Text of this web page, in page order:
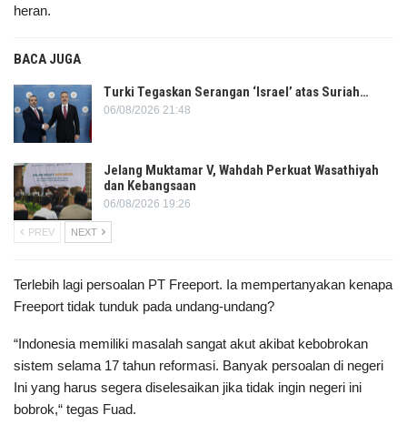
heran.
BACA JUGA
Turki Tegaskan Serangan ‘Israel’ atas Suriah…
06/08/2026 21:48
Jelang Muktamar V, Wahdah Perkuat Wasathiyah
dan Kebangsaan
06/08/2026 19:26
PREV NEXT
Terlebih lagi persoalan PT Freeport. Ia mempertanyakan kenapa
Freeport tidak tunduk pada undang-undang?
“Indonesia memiliki masalah sangat akut akibat kebobrokan
sistem selama 17 tahun reformasi. Banyak persoalan di negeri
Ini yang harus segera diselesaikan jika tidak ingin negeri ini
bobrok,“ tegas Fuad.